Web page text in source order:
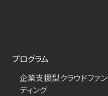
プログラム
企業支援型クラウドファン
ディング